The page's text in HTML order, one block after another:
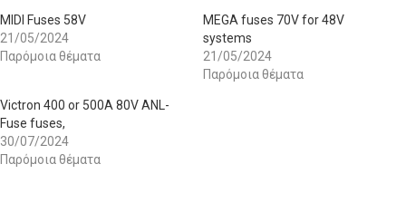
MIDI Fuses 58V
21/05/2024
Παρόμοια θέματα
MEGA fuses 70V for 48V
systems
21/05/2024
Παρόμοια θέματα
Victron 400 or 500A 80V ANL-
Fuse fuses,
30/07/2024
Παρόμοια θέματα